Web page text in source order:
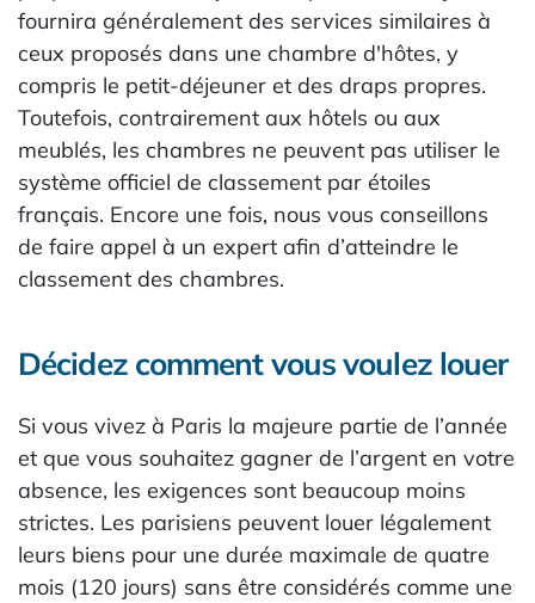
fournira généralement des services similaires à
ceux proposés dans une chambre d'hôtes, y
compris le petit-déjeuner et des draps propres.
Toutefois, contrairement aux hôtels ou aux
meublés, les chambres ne peuvent pas utiliser le
système officiel de classement par étoiles
français. Encore une fois, nous vous conseillons
de faire appel à un expert afin d’atteindre le
classement des chambres.
Décidez comment vous voulez louer
Si vous vivez à Paris la majeure partie de l’année
et que vous souhaitez gagner de l’argent en votre
absence, les exigences sont beaucoup moins
strictes. Les parisiens peuvent louer légalement
leurs biens pour une durée maximale de quatre
mois (120 jours) sans être considérés comme une